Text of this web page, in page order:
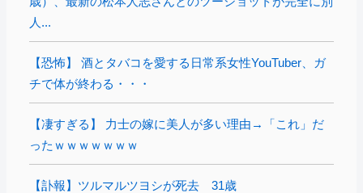
人...
【恐怖】 酒とタバコを愛する日常系女性YouTuber、ガ
チで体が終わる・・・
【凄すぎる】 力士の嫁に美人が多い理由→「これ」だ
ったｗｗｗｗｗｗｗ
【訃報】ツルマルツヨシが死去 31歳